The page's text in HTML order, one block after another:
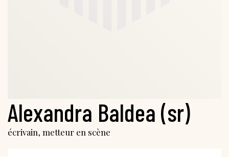
Alexandra Baldea (sr)
écrivain, metteur en scène